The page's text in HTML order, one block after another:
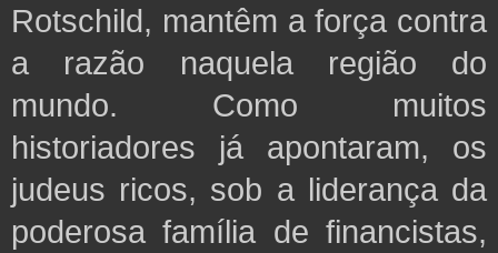
Rotschild, mantêm a força contra
a razão naquela região do
mundo. Como muitos
historiadores já apontaram, os
judeus ricos, sob a liderança da
poderosa família de financistas,